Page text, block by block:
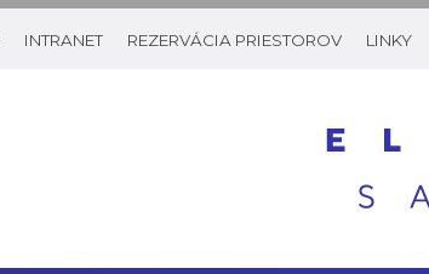
INTRANET REZERVÁCIA PRIESTOROV LINKY